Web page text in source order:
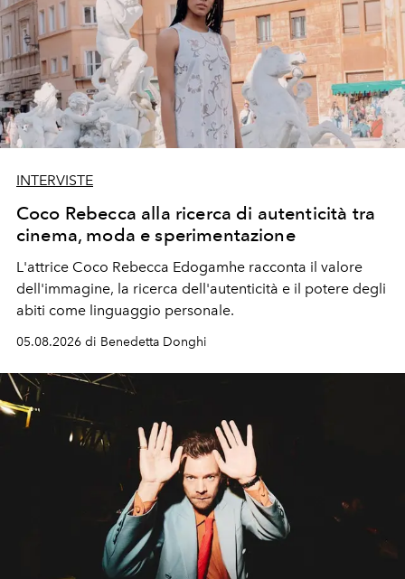
INTERVISTE
Coco Rebecca alla ricerca di autenticità tra
cinema, moda e sperimentazione
L'attrice Coco Rebecca Edogamhe racconta il valore
dell'immagine, la ricerca dell'autenticità e il potere degli
abiti come linguaggio personale.
05.08.2026 di Benedetta Donghi